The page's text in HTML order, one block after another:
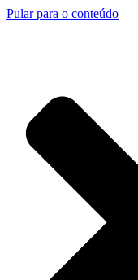
Pular para o conteúdo